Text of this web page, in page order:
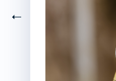
Précédent